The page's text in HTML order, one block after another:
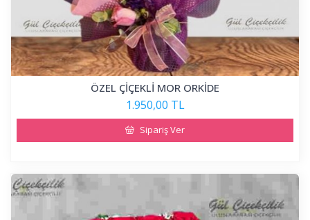
ÖZEL ÇİÇEKLİ MOR ORKİDE
1.950,00 TL
Sipariş Ver